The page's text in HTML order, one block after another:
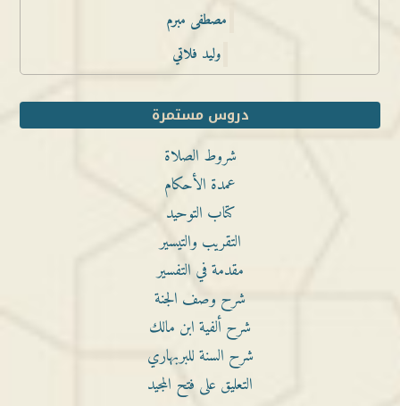
مصطفى مبرم
وليد فلاتي
دروس مستمرة
شروط الصلاة
عمدة الأحكام
كتاب التوحيد
التقريب والتيسير
مقدمة في التفسير
شرح وصف الجنة
شرح ألفية ابن مالك
شرح السنة للبربهاري
التعليق على فتح المجيد